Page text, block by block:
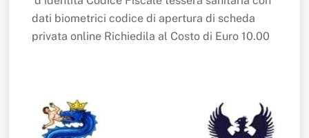
dati biometrici codice di apertura di scheda
privata online Richiedila al Costo di Euro 10.00